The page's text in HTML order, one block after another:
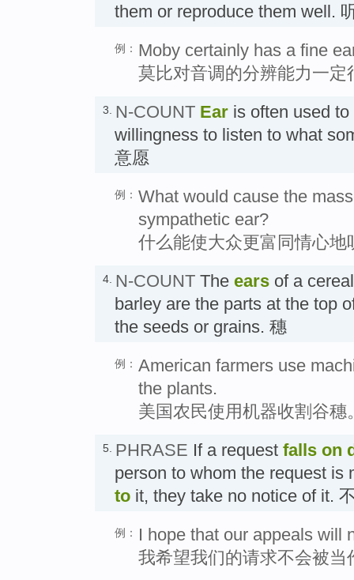
them or reproduce them well.
例： Moby certainly has a fine
莫比对音调的分辨能力一定
3. N-COUNT Ear is often used
willingness to listen to what
意愿
例： What would cause the
sympathetic ear?
什么能使大众更富同情心地
4. N-COUNT The ears of a
barley are the parts at the top
the seeds or grains. 穗
例： American farmers use
the plants.
美国农民使用机器收割谷穗
5. PHRASE If a request falls on
person to whom the request is
to it, they take no notice of it.
例：
I hope that our appeals will
我希望我们的请求不会被当